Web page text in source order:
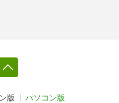
版 パソコン版